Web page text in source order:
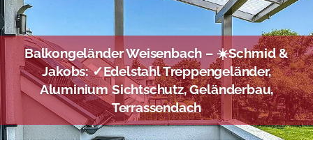
Balkongeländer Weisenbach – ☀️Schmid &
Jakobs: ✓Edelstahl Treppengeländer,
Aluminium Sichtschutz, Geländerbau,
Terrassendach